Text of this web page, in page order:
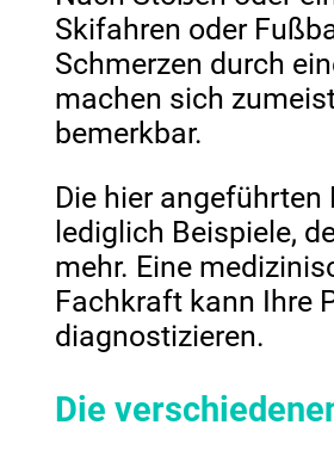
Skifahren oder
Schmerzen durch
machen sich
bemerkbar.
Die hier
lediglich Beispiele,
mehr. Eine
Fachkraft kann Ihre
diagnostizieren.
Die